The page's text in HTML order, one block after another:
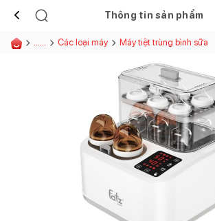
Thông tin sản phẩm
...... Các loại máy Máy tiệt trùng bình sữa